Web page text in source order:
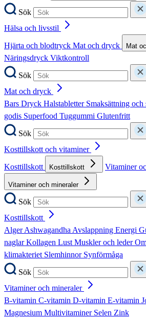
Sök
Hälsa och livsstil
Hjärta och blodtryck Mat och dryck Mat
Näringsdryck Viktkontroll
Sök
Mat och dryck
Bars Dryck Halstabletter Smaksättning och
godis Superfood Tuggummi Glutenfritt
Sök
Kosttillskott och vitaminer
Kosttillskott
Kosttillskott Vitaminer
Vitaminer och mineraler
Sök
Kosttillskott
AlgerAshwagandhaAvslappning Energi
naglarKollagen LustMuskler och leder
klimakteriet Slemhinnor Synförmåga
Sök
Vitaminer och mineraler
B-vitamin C-vitamin D-vitamin E-vitamin
Magnesium Multivitaminer Selen Zink